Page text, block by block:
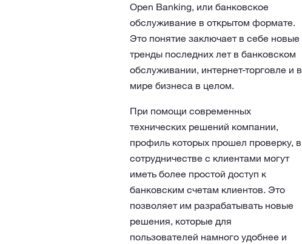
Open Banking, или банковское
обслуживание в открытом формате.
Это понятие заключает в себе новые
тренды последних лет в банковском
обслуживании, интернет-торговле и в
мире бизнеса в целом.
При помощи современных
технических решений компании,
профиль которых прошел проверку, в
сотрудничестве с клиентами могут
иметь более простой доступ к
банковским счетам клиентов. Это
позволяет им разрабатывать новые
решения, которые для
пользователей намного удобнее и